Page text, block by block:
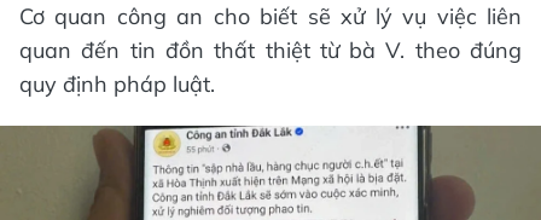
Cơ quan công an cho biết sẽ xử lý vụ việc liên
quan đến tin đồn thất thiệt từ bà V. theo đúng
quy định pháp luật.